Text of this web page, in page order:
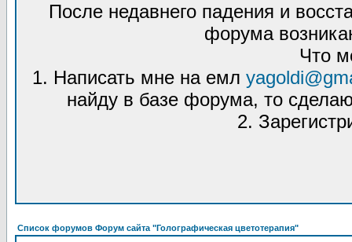
После недавнего падения и
форума
Что
1. Написать мне на емл
найду в базе форума, то
2.
Список форумов Форум сайта "Голографическая цветотерапия"